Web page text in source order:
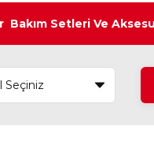
Bakım Setleri Ve